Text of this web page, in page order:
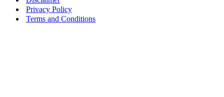
Privacy Policy
Terms and Conditions